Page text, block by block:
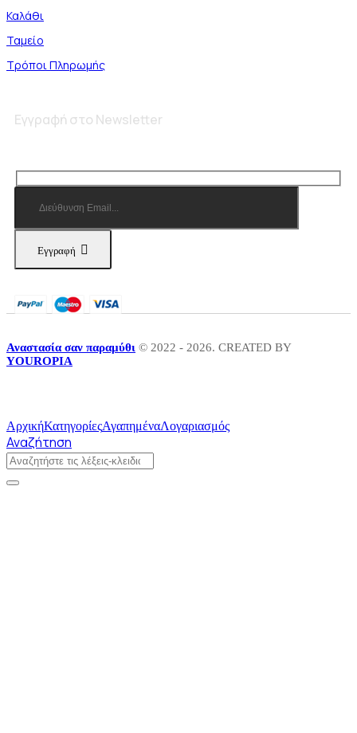
Καλάθι
Ταμείο
Τρόποι Πληρωμής
Εγγραφή στο Newsletter
Εγγραφή
Αναστασία σαν παραμύθι © 2022 - 2026. CREATED BY
YOUROPIA
ΑρχικήΚατηγορίεςΑγαπημέναΛογαριασμός
Αναζήτηση